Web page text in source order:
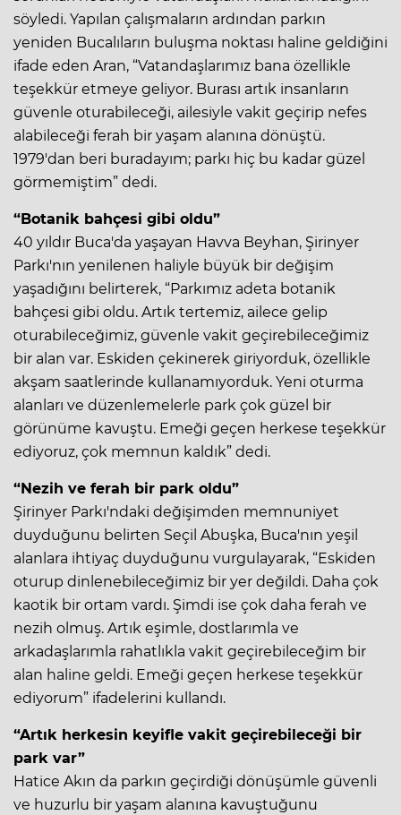
söyledi. Yapılan çalışmaların ardından parkın
yeniden Bucalıların buluşma noktası haline geldiğini
ifade eden Aran, “Vatandaşlarımız bana özellikle
teşekkür etmeye geliyor. Burası artık insanların
güvenle oturabileceği, ailesiyle vakit geçirip nefes
alabileceği ferah bir yaşam alanına dönüştü.
1979'dan beri buradayım; parkı hiç bu kadar güzel
görmemiştim” dedi.
“Botanik bahçesi gibi oldu”
40 yıldır Buca'da yaşayan Havva Beyhan, Şirinyer
Parkı'nın yenilenen haliyle büyük bir değişim
yaşadığını belirterek, “Parkımız adeta botanik
bahçesi gibi oldu. Artık tertemiz, ailece gelip
oturabileceğimiz, güvenle vakit geçirebileceğimiz
bir alan var. Eskiden çekinerek giriyorduk, özellikle
akşam saatlerinde kullanamıyorduk. Yeni oturma
alanları ve düzenlemelerle park çok güzel bir
görünüme kavuştu. Emeği geçen herkese teşekkür
ediyoruz, çok memnun kaldık” dedi.
“Nezih ve ferah bir park oldu”
Şirinyer Parkı'ndaki değişimden memnuniyet
duyduğunu belirten Seçil Abuşka, Buca'nın yeşil
alanlara ihtiyaç duyduğunu vurgulayarak, “Eskiden
oturup dinlenebileceğimiz bir yer değildi. Daha çok
kaotik bir ortam vardı. Şimdi ise çok daha ferah ve
nezih olmuş. Artık eşimle, dostlarımla ve
arkadaşlarımla rahatlıkla vakit geçirebileceğim bir
alan haline geldi. Emeği geçen herkese teşekkür
ediyorum” ifadelerini kullandı.
“Artık herkesin keyifle vakit geçirebileceği bir
park var”
Hatice Akın da parkın geçirdiği dönüşümle güvenli
ve huzurlu bir yaşam alanına kavuştuğunu